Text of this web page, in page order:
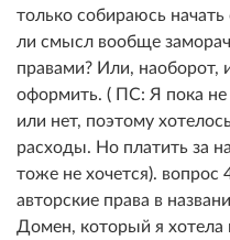
только собираюсь
ли смысл вообще
правами? Или, наоборот,
оформить. ( ПС: Я пока не
или нет, поэтому
расходы. Но платить за
тоже не хочется). вопрос
авторские права в
Домен, который я хотела